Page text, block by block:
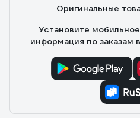
Оригинальные
Установите
информация по заказам